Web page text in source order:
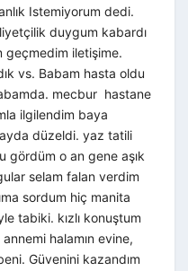
Istemiyorum dedi.
duygum kabardı
geçmedim iletişime.
vs. Babam hasta oldu
mecbur hastane
ilgilendim baya
düzeldi. yaz tatili
gördüm o an gene aşık
selam falan verdim
sordum hiç manita
tabiki. kızlı konuştum
halamın evine,
Güvenini kazandım